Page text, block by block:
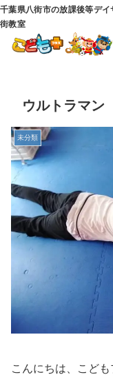
千葉県八街市の放課後等デ
街教室
ウルトラマ
未分類
こんにちは、こど